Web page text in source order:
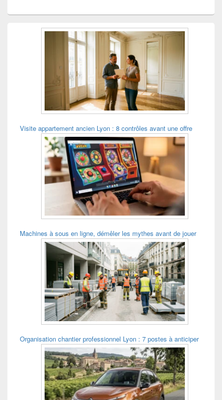
Visite appartement ancien Lyon : 8 contrôles avant une offre
Machines à sous en ligne, démêler les mythes avant de jouer
Organisation chantier professionnel Lyon : 7 postes à anticiper